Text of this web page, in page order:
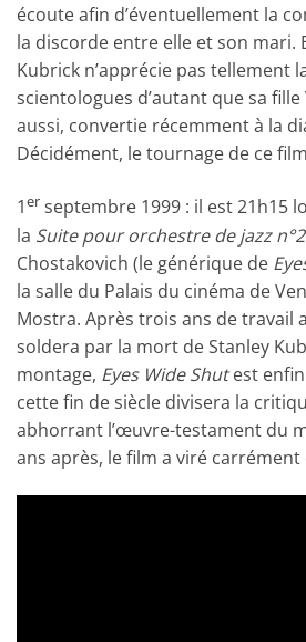
écoute afin d’éventuellement la
la discorde entre elle et son mari.
Kubrick n’apprécie pas tellement
scientologues d’autant que sa fille
aussi, convertie récemment à la
Décidément, le tournage de ce
1er septembre 1999 : il est 21h15
la Suite pour orchestre de jazz n°2
Chostakovich (le générique de
la salle du Palais du cinéma de
Mostra. Après trois ans de travail
soldera par la mort de Stanley
montage, Eyes Wide Shutest enfin
cette fin de siècle divisera la
abhorrant l’œuvre-testament du
ans après, le film a viré